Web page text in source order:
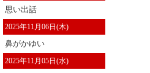
思い出話
2025年11月06日(木)
鼻がかゆい
2025年11月05日(水)